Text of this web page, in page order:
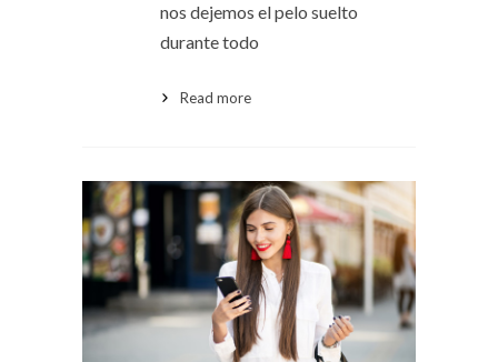
nos dejemos el pelo suelto
durante todo
Read more